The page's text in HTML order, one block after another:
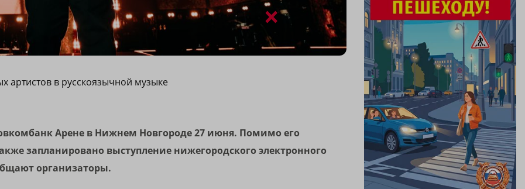
артистов в русскоязычной музыке
Арене в Нижнем Новгороде 27 июня. Помимо его
запланировано выступление нижегородского электронного
организаторы.
×
У нижегородских абитуриентов стали
популярны инженерные направления
12:48
Как помощь людям стала главным делом
жизни для нижегородской студентки
12:47